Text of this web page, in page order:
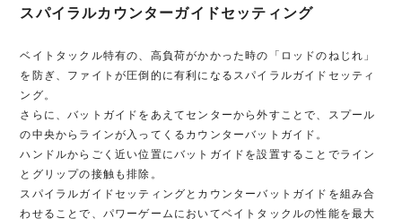
スパイラルカウンターガイドセッティング
ベイトタックル特有の、高負荷がかかった時の「ロッドのねじれ」
を防ぎ、ファイトが圧倒的に有利になるスパイラルガイドセッティ
ング。
さらに、バットガイドをあえてセンターから外すことで、スプール
の中央からラインが入ってくるカウンターバットガイド。
ハンドルからごく近い位置にバットガイドを設置することでライン
とグリップの接触も排除。
スパイラルガイドセッティングとカウンターバットガイドを組み合
わせることで、パワーゲームにおいてベイトタックルの性能を最大